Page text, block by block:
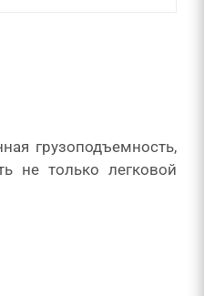
грузоподъемность,
не только легковой